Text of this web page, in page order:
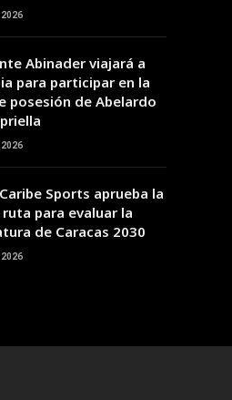
06:00
31°C 31°C 33°C
2026
Abinader viajará a
para participar en la
posesión de Abelardo
2026
Sports aprueba la
para evaluar la
de Caracas 2030
2026